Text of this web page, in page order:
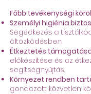
Főbb tevékenységi
Személyi higiénia
Segédkezés a
öltözködésben.
Étkeztetés
előkészítése és az
segítségnyújtás.
Környezet rendben
gondozott közvetlen